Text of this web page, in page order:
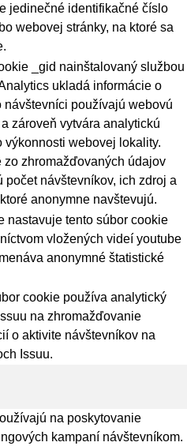
jedinečné identifikačné číslo
webovej stránky, na ktoré sa
_gid nainštalovaný službou
ukladá informácie o
návštevníci používajú webovú
zároveň vytvára analytickú
výkonnosti webovej lokality.
zo zhromažďovaných údajov
počet návštevníkov, ich zdroj a
anonymne navštevujú.
nastavuje tento súbor cookie
vložených videí youtube
anonymné štatistické
cookie používa analytický
na zhromažďovanie
o aktivite návštevníkov na
Issuu.
na poskytovanie
kampaní návštevníkom.